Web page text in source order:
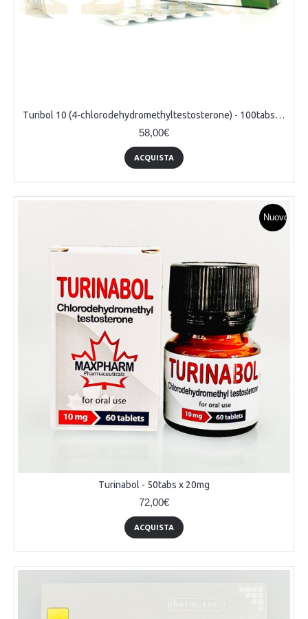
Turibol 10 (4-chlorodehydromethyltestosterone) - 100tabs (10mg/tab)
58,00€
ACQUISTA
Nuovo
Turinabol - 50tabs x 20mg
72,00€
ACQUISTA